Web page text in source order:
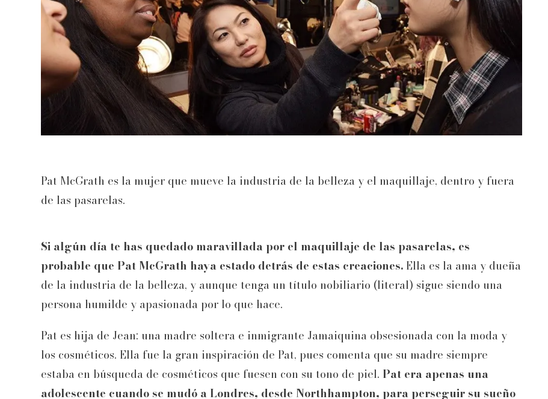
Pat McGrath es la mujer que mueve la industria de la belleza y el maquillaje, dentro y fuera
de las pasarelas.
Si algún día te has quedado maravillada por el maquillaje de las pasarelas, es
probable que Pat McGrath haya estado detrás de estas creaciones.Ella es la ama y dueña
de la industria de la belleza, y aunque tenga un título nobiliario (literal) sigue siendo una
persona humilde y apasionada por lo que hace.
Pat es hija de Jean: una madre soltera e inmigrante Jamaiquina obsesionada con la moda y
los cosméticos. Ella fue la gran inspiración de Pat, pues comenta que su madre siempre
estaba en búsqueda de cosméticos que fuesen con su tono de piel. Pat era apenas una
adolescente cuando se mudó a Londres, desde Northhampton, para perseguir su sueño